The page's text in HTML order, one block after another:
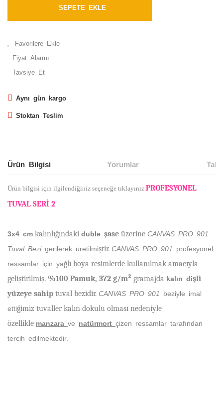
SEPETE EKLE
Fiyat Alarmı
Tavsiye Et
Aynı gün kargo
Stoktan Teslim
Ürün Bilgisi Yorumlar
Ürün bilgisi için ilgilendiğiniz seçeneğe tıklayınız.PROFESYONEL
TUVAL SERİ 2
3x4 cm kalınlığındaki duble şase üzerine CANVAS PRO 901
Tuval Bezi gerilerek üretilmiştir. CANVAS PRO 901 profesyonel
ressamlar için yağlı boya resimlerde kullanılmak amacıyla
geliştirilmiş. %100 Pamuk, 372 g/m² gramajda kalın dişli
yüzeye sahip tuval bezidir. CANVAS PRO 901 beziyle imal
ettiğimiz tuvaller kalın dokulu olması nedeniyle
özellikle manzara ve natürmort çizen ressamlar tarafından
tercih edilmektedir.